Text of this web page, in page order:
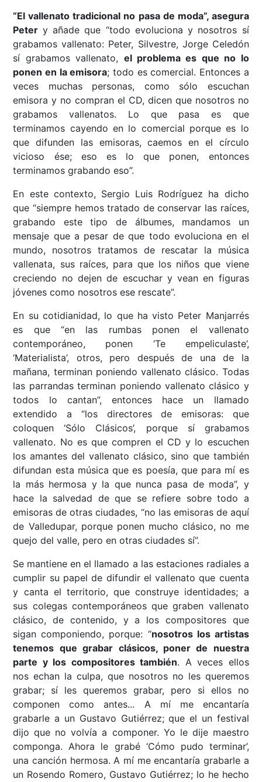
“El vallenato tradicional no pasa de moda”, asegura
Peter y añade que “todo evoluciona y nosotros sí
grabamos vallenato: Peter, Silvestre, Jorge Celedón
sí grabamos vallenato, el problema es que no lo
ponen en la emisora; todo es comercial. Entonces a
veces muchas personas, como sólo escuchan
emisora y no compran el CD, dicen que nosotros no
grabamos vallenatos. Lo que pasa es que
terminamos cayendo en lo comercial porque es lo
que difunden las emisoras, caemos en el círculo
vicioso ése; eso es lo que ponen, entonces
terminamos grabando eso”.
En este contexto, Sergio Luis Rodríguez ha dicho
que “siempre hemos tratado de conservar las raíces,
grabando este tipo de álbumes, mandamos un
mensaje que a pesar de que todo evoluciona en el
mundo, nosotros tratamos de rescatar la música
vallenata, sus raíces, para que los niños que viene
creciendo no dejen de escuchar y vean en figuras
jóvenes como nosotros ese rescate”.
En su cotidianidad, lo que ha visto Peter Manjarrés
es que “en las rumbas ponen el vallenato
contemporáneo, ponen ‘Te empeliculaste’,
‘Materialista’, otros, pero después de una de la
mañana, terminan poniendo vallenato clásico. Todas
las parrandas terminan poniendo vallenato clásico y
todos lo cantan”, entonces hace un llamado
extendido a “los directores de emisoras: que
coloquen ‘Sólo Clásicos’, porque sí grabamos
vallenato. No es que compren el CD y lo escuchen
los amantes del vallenato clásico, sino que también
difundan esta música que es poesía, que para mí es
la más hermosa y la que nunca pasa de moda”, y
hace la salvedad de que se refiere sobre todo a
emisoras de otras ciudades, “no las emisoras de aquí
de Valledupar, porque ponen mucho clásico, no me
quejo del valle, pero en otras ciudades sí”.
Se mantiene en el llamado a las estaciones radiales a
cumplir su papel de difundir el vallenato que cuenta
y canta el territorio, que construye identidades; a
sus colegas contemporáneos que graben vallenato
clásico, de contenido, y a los compositores que
sigan componiendo, porque: “nosotros los artistas
tenemos que grabar clásicos, poner de nuestra
parte y los compositores también. A veces ellos
nos echan la culpa, que nosotros no les queremos
grabar; sí les queremos grabar, pero si ellos no
componen como antes... A mí me encantaría
grabarle a un Gustavo Gutiérrez; que el un festival
dijo que no volvía a componer. Yo le dije maestro
componga. Ahora le grabé ‘Cómo pudo terminar’,
una canción hermosa. A mí me encantaría grabarle a
un Rosendo Romero, Gustavo Gutiérrez; lo he hecho